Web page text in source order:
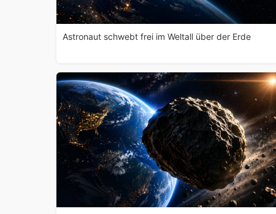
Astronaut schwebt frei im Weltall über der Erde